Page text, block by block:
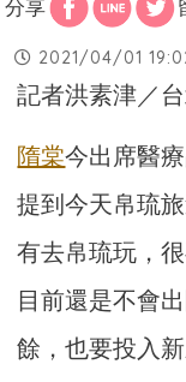
分享
2021/04/01
記者洪素津／
隋棠今出席醫
提到今天帛琉
有去帛琉玩，
目前還是不會
餘，也要投入